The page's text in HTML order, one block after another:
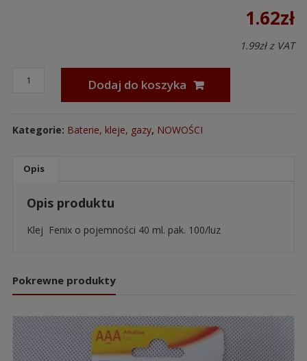
1.62zł
1.99złz VAT
Dodaj do koszyka
Kategorie: Baterie, kleje, gazy, NOWOŚCI
Opis
Opis produktu
Klej Fenix o pojemności 40 ml. pak. 100/luz
Pokrewne produkty